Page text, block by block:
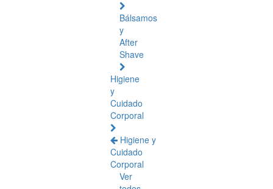
Bálsamos
y
After
Shave
Higiene
y
Cuidado
Corporal
Higiene y
Cuidado
Corporal
Ver